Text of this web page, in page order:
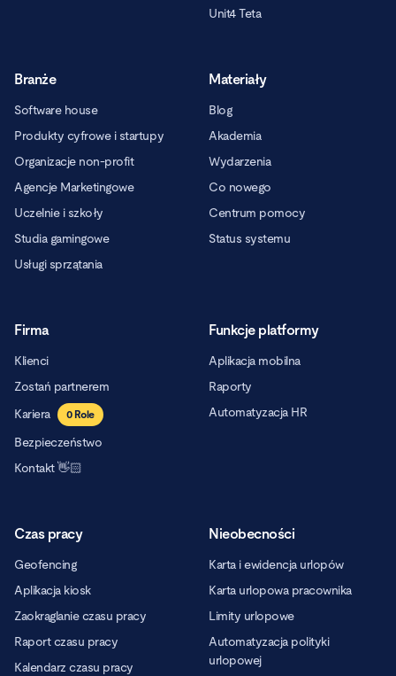
Unit4 Teta
Branże
Software house
Produkty cyfrowe i startupy
Organizacje non-profit
Agencje Marketingowe
Uczelnie i szkoły
Studia gamingowe
Usługi sprzątania
Materiały
Blog
Akademia
Wydarzenia
Co nowego
Centrum pomocy
Status systemu
Firma
Klienci
Zostań partnerem
Kariera
0Role
Bezpieczeństwo
Kontakt 👋🏻
Funkcje platformy
Aplikacja mobilna
Raporty
Automatyzacja HR
Czas pracy
Geofencing
Aplikacja kiosk
Zaokrąglanie czasu pracy
Raport czasu pracy
Kalendarz czasu pracy
Nieobecności
Karta i ewidencja urlopów
Karta urlopowa pracownika
Limity urlopowe
Automatyzacja polityki
urlopowej